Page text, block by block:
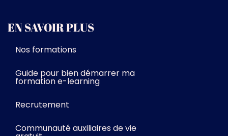
EN SAVOIR PLUS
Nos formations
Guide pour bien démarrer ma
formation e-learning
Recrutement
Communauté auxiliaires de vie